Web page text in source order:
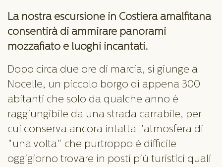
La nostra escursione in Costiera amalfitana
consentirà di ammirare panorami
mozzafiato e luoghi incantati.
Dopo circa due ore di marcia, si giunge a
Nocelle, un piccolo borgo di appena 300
abitanti che solo da qualche anno è
raggiungibile da una strada carrabile, per
cui conserva ancora intatta l'atmosfera di
"una volta" che purtroppo è difficile
oggigiorno trovare in posti più turistici quali